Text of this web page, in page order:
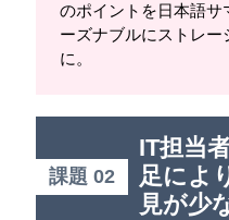
のポイントを日本語サ
ーズナブルにストレ
に。
課題 02
IT担当
足によ
見が少